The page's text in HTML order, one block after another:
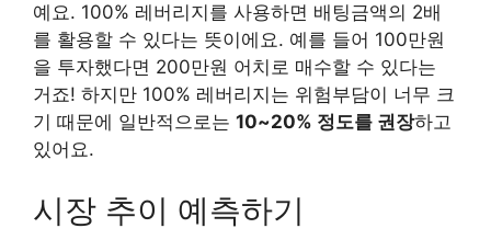
예요. 100% 레버리지를 사용하면 배팅금액의 2배
를 활용할 수 있다는 뜻이에요. 예를 들어 100만원
을 투자했다면 200만원 어치로 매수할 수 있다는
거죠! 하지만 100% 레버리지는 위험부담이 너무 크
기 때문에 일반적으로는 10~20% 정도를 권장하고
있어요.
시장 추이 예측하기